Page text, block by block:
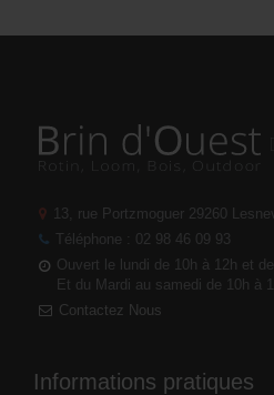
13, rue Portzmoguer 29260
Téléphone : 02 98 46 09 93
Ouvert le lundi de 10h à 12h et
Et du Mardi au samedi de 10h à
Contactez Nous
Informations pratiques